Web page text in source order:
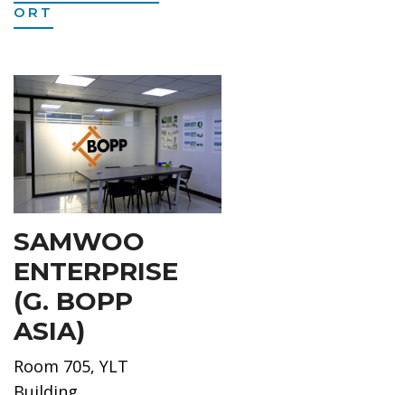
ORT
SAMWOO
ENTERPRISE
(G. BOPP
ASIA)
Room 705, YLT